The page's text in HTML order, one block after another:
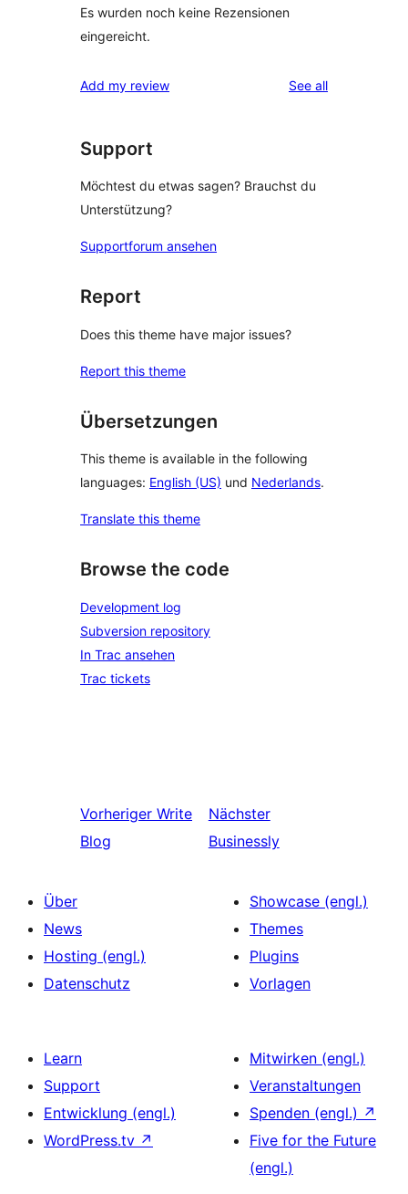
Es wurden noch keine Rezensionen
eingereicht.
Add my review See allreviews
Support
Möchtest du etwas sagen? Brauchst du
Unterstützung?
Supportforum ansehen
Report
Does this theme have major issues?
Report this theme
Übersetzungen
This theme is available in the following
languages: English (US) und Nederlands.
Translate this theme
Browse the code
Development log
Subversion repository
In Trac ansehen
Trac tickets
Vorheriger Write
Blog
Nächster
Businessly
Über
News
Hosting (engl.)
Datenschutz
Showcase (engl.)
Themes
Plugins
Vorlagen
Learn
Support
Entwicklung (engl.)
WordPress.tv ↗
Mitwirken (engl.)
Veranstaltungen
Spenden (engl.) ↗
Five for the Future
(engl.)